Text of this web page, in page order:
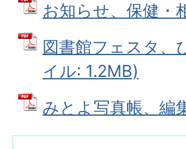
お知らせ、保健・
図書館フェスタ、
イル: 1.2MB)
みとよ写真帳、編